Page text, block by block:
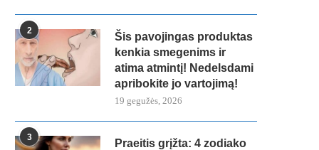
2
Šis pavojingas produktas
kenkia smegenims ir
atima atmintį! Nedelsdami
apribokite jo vartojimą!
19 gegužės, 2026
3
Praeitis grįžta: 4 zodiako